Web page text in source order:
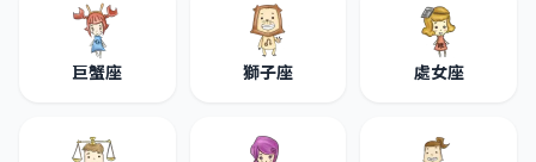
巨蟹座 獅子座 處女座